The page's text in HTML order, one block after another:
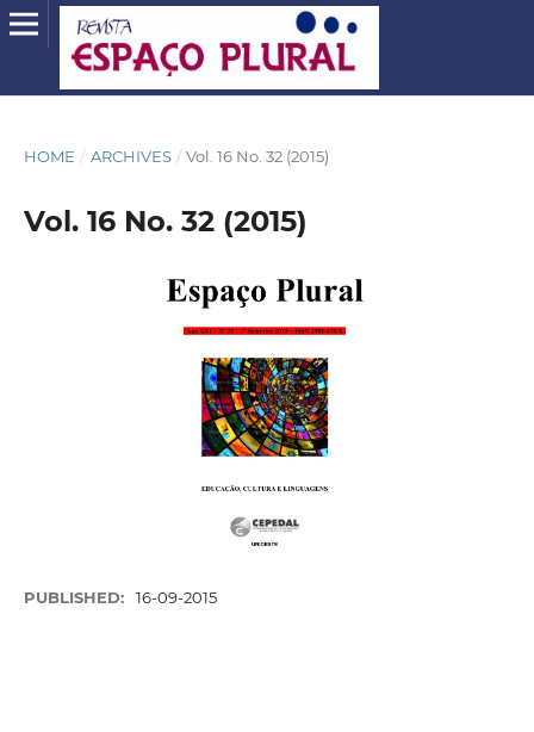
HOME / ARCHIVES / Vol. 16 No. 32 (2015)
Vol. 16 No. 32 (2015)
PUBLISHED: 16-09-2015